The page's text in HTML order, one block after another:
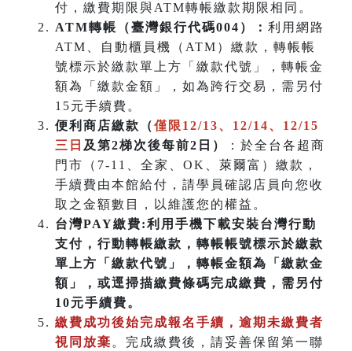
付，繳費期限與ATM轉帳繳款期限相同。
ATM轉帳（臺灣銀行代碼004）： 利用網路
ATM、自動櫃員機（ATM）繳款，轉帳帳
號標示於繳款單上方「繳款代號」，轉帳金
額為「繳款金額」，如為跨行交易，需另付
15元手續費。
便利商店繳款（僅限12/13、12/14、12/15
三日 及第2梯次後每前2日）
：於全台各超商
門市（7-11、全家、OK、萊爾富）繳款，
手續費由本館給付，請學員確認店員向您收
取之金額數目，以維護您的權益。
台灣PAY繳費:利用手機下載安裝台灣行動
支付，行動轉帳繳款，轉帳帳號標示於繳款
單上方「繳款代號」，轉帳金額為「繳款金
額」，或逕掃描繳費條碼完成繳費，需另付
10元手續費。
繳費成功後始完成報名手續，逾期未繳費者
視同放棄 。完成繳費後，請妥善保留第一聯